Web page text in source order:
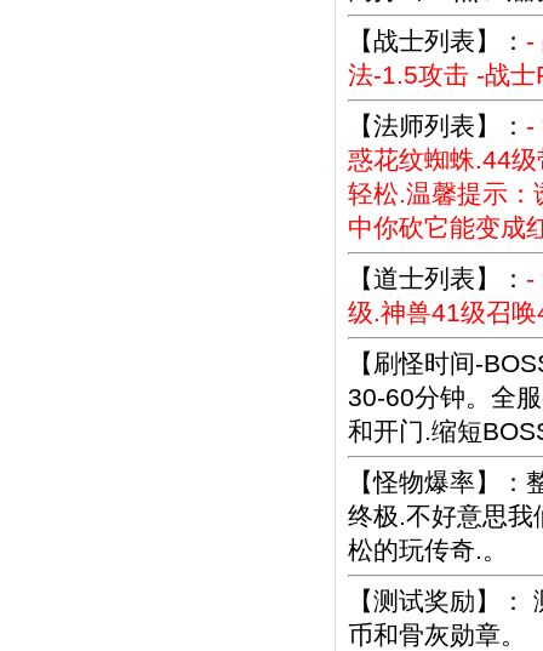
【战士列表】： -
法-1.5攻击 -战士
【法师列表】： -
惑花纹蜘蛛.44
轻松.温馨提示：
中你砍它能变成
【道士列表】： -
级.神兽41级召
【刷怪时间-
30-60分钟。全
和开门.缩短
【怪物爆率】
终极.不好意思我
松的玩传奇.。
【测试奖励】
币和骨灰勋章。